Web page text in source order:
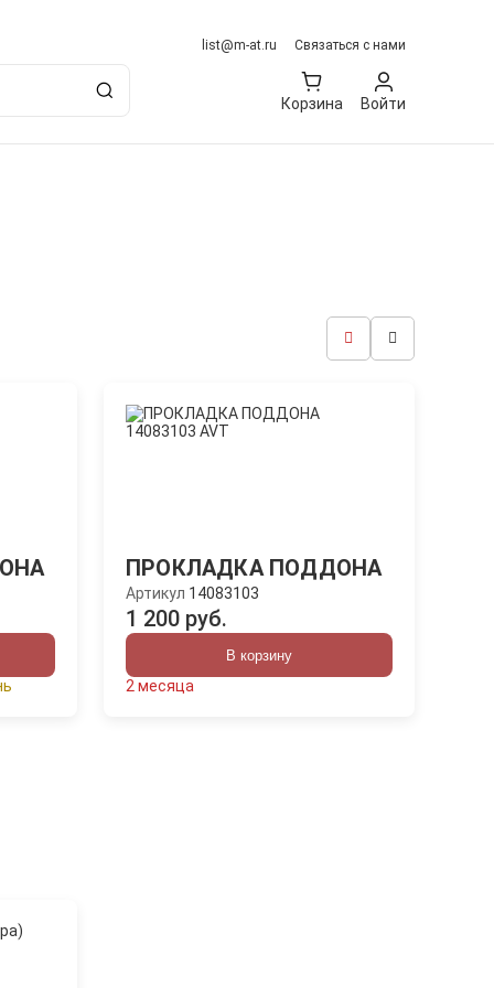
list@m-at.ru Связаться с нами
Корзина Войти
ПРОКЛАДКА ПОДДОНА
Артикул 14083103
1 200 руб.
В корзину
2 месяца